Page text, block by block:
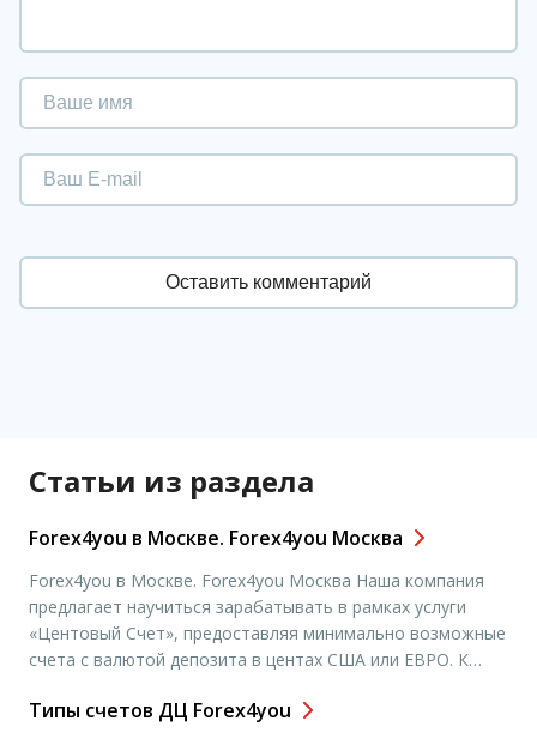
Статьи из раздела
Forex4you в Москве. Forex4you Москва
Forex4you в Москве. Forex4you Москва Наша компания
предлагает научиться зарабатывать в рамках услуги
«Центовый Счет», предоставляя минимально возможные
счета с валютой депозита в центах США или ЕВРО. К
или ЕВРО и является гораздо более доступной суммой
Типы счетов ДЦ Forex4you